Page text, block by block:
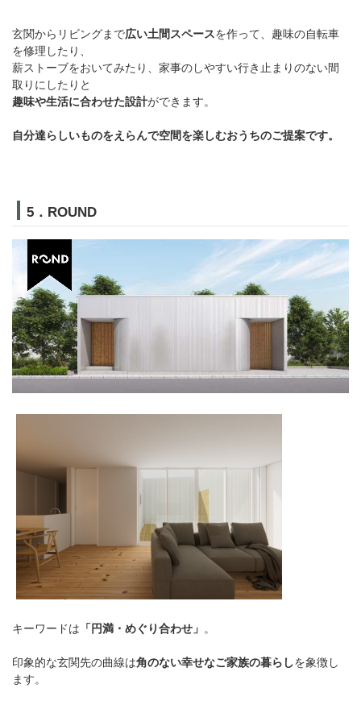
玄関からリビングまで広い土間スペースを作って、趣味の自転車
を修理したり、
薪ストーブをおいてみたり、家事のしやすい行き止まりのない間
取りにしたりと
趣味や生活に合わせた設計ができます。
自分達らしいものをえらんで空間を楽しむおうちのご提案です。
5．ROUND
キーワードは 「円満・めぐり合わせ」 。
印象的な玄関先の曲線は角のない幸せなご家族の暮らしを象徴し
ます。